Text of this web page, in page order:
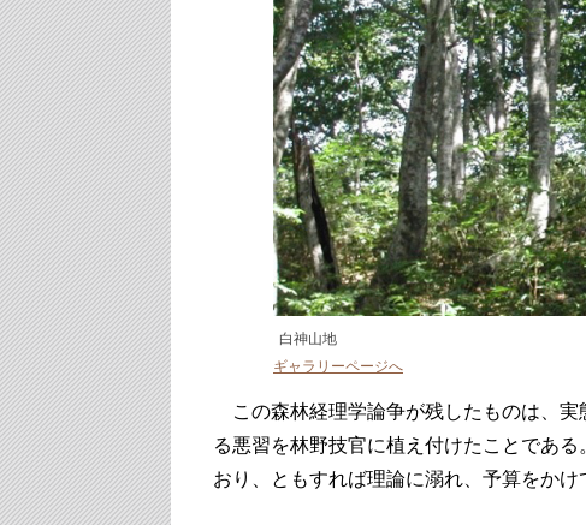
白神山地
ギャラリーページへ
この森林経理学論争が残したものは、実
る悪習を林野技官に植え付けたことであ
おり、ともすれば理論に溺れ、予算をか